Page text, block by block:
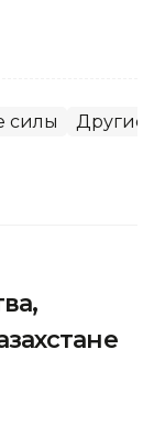
силы Другие